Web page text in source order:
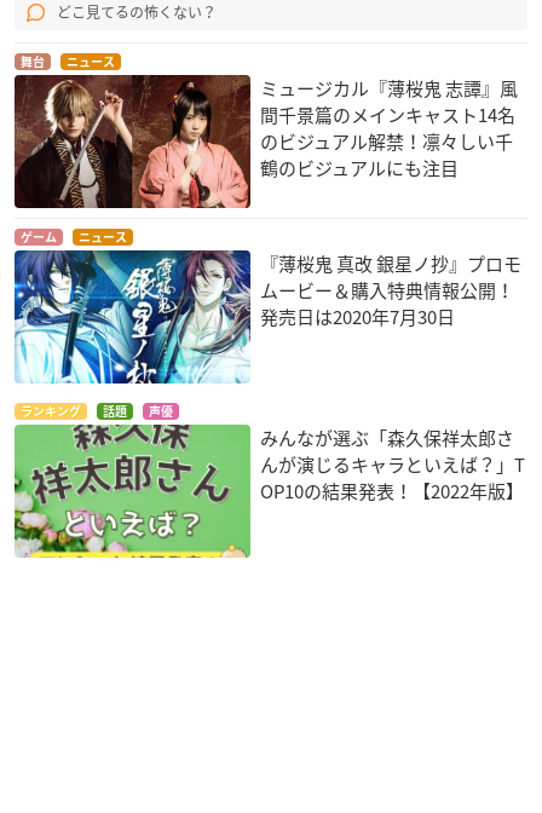
どこ見てるの怖くない？
舞台 ニュース
ミュージカル『薄桜鬼 志譚』風
間千景篇のメインキャスト14名
のビジュアル解禁！凛々しい千
鶴のビジュアルにも注目
ゲーム ニュース
『薄桜鬼 真改 銀星ノ抄』プロモ
ムービー＆購入特典情報公開！
発売日は2020年7月30日
ランキング 話題 声優
みんなが選ぶ「森久保祥太郎さ
んが演じるキャラといえば？」T
OP10の結果発表！【2022年版】